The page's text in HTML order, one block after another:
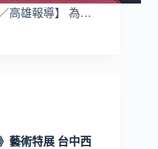
高雄報導】 為…
藝術特展 台中西